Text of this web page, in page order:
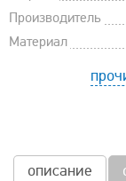
Производитель
Материал
описание